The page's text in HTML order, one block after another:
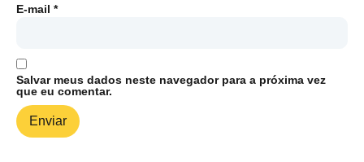
E-mail *
Salvar meus dados neste navegador para a próxima vez
que eu comentar.